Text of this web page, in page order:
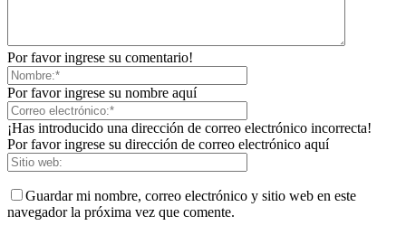
Por favor ingrese su comentario!
Por favor ingrese su nombre aquí
¡Has introducido una dirección de correo electrónico incorrecta!
Por favor ingrese su dirección de correo electrónico aquí
Guardar mi nombre, correo electrónico y sitio web en este
navegador la próxima vez que comente.